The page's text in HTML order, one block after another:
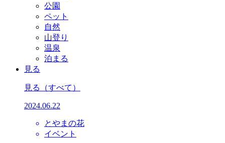
公園
ペット
自然
山登り
温泉
泊まる
見る
見る （すべて）
2024.06.22
とやまの花
イベント